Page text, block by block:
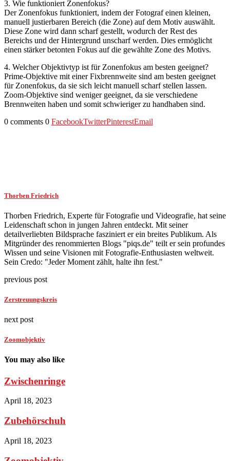
3. Wie funktioniert Zonenfokus?
Der Zonenfokus funktioniert, indem der Fotograf einen kleinen,
manuell justierbaren Bereich (die Zone) auf dem Motiv auswählt.
Diese Zone wird dann scharf gestellt, wodurch der Rest des
Bereichs und der Hintergrund unscharf werden. Dies ermöglicht
einen stärker betonten Fokus auf die gewählte Zone des Motivs.
4. Welcher Objektivtyp ist für Zonenfokus am besten geeignet?
Prime-Objektive mit einer Fixbrennweite sind am besten geeignet
für Zonenfokus, da sie sich leicht manuell scharf stellen lassen.
Zoom-Objektive sind weniger geeignet, da sie verschiedene
Brennweiten haben und somit schwieriger zu handhaben sind.
0 comments 0 FacebookTwitterPinterestEmail
Thorben Friedrich
Thorben Friedrich, Experte für Fotografie und Videografie, hat seine
Leidenschaft schon in jungen Jahren entdeckt. Mit seiner
detailverliebten Bildsprache fasziniert er ein breites Publikum. Als
Mitgründer des renommierten Blogs "piqs.de" teilt er sein profundes
Wissen und seine Visionen mit Fotografie-Enthusiasten weltweit.
Sein Credo: "Jeder Moment zählt, halte ihn fest."
previous post
Zerstreuungskreis
next post
Zoomobjektiv
You may also like
Zwischenringe
April 18, 2023
Zubehörschuh
April 18, 2023